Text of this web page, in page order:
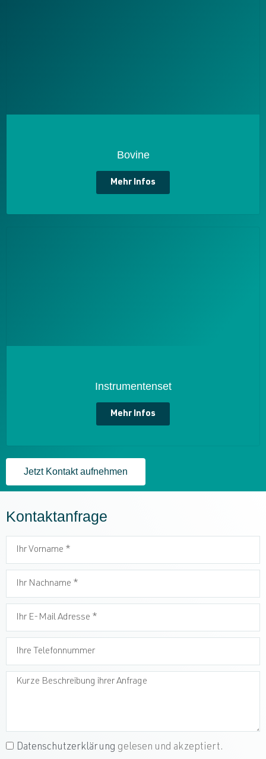
Bovine
Mehr Infos
Instrumentenset
Mehr Infos
Jetzt Kontakt aufnehmen
Kontaktanfrage
Datenschutzerklärung gelesen und akzeptiert.